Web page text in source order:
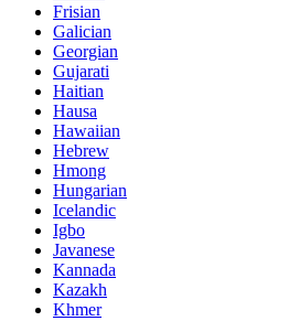
Frisian
Galician
Georgian
Gujarati
Haitian
Hausa
Hawaiian
Hebrew
Hmong
Hungarian
Icelandic
Igbo
Javanese
Kannada
Kazakh
Khmer